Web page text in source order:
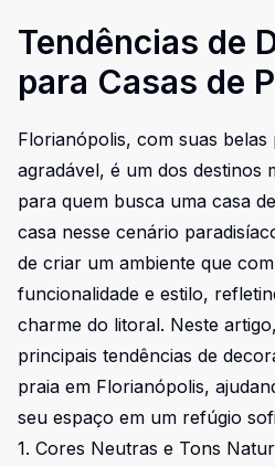
Tendências de
para Casas de
Florianópolis
Florianópolis, com suas belas
agradável, é um dos destinos
para quem busca uma casa
casa nesse cenário
de criar um ambiente que
funcionalidade e estilo,
charme do litoral. Neste
principais tendências de
praia em Florianópolis,
seu espaço em um refúgio
1. Cores Neutras e Tons